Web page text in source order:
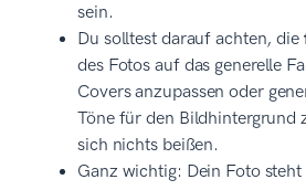
sein.
Du solltest darauf achten, die
des Fotos auf das generelle
Covers anzupassen oder
Töne für den Bildhintergrund
sich nichts beißen.
Ganz wichtig: Dein Foto